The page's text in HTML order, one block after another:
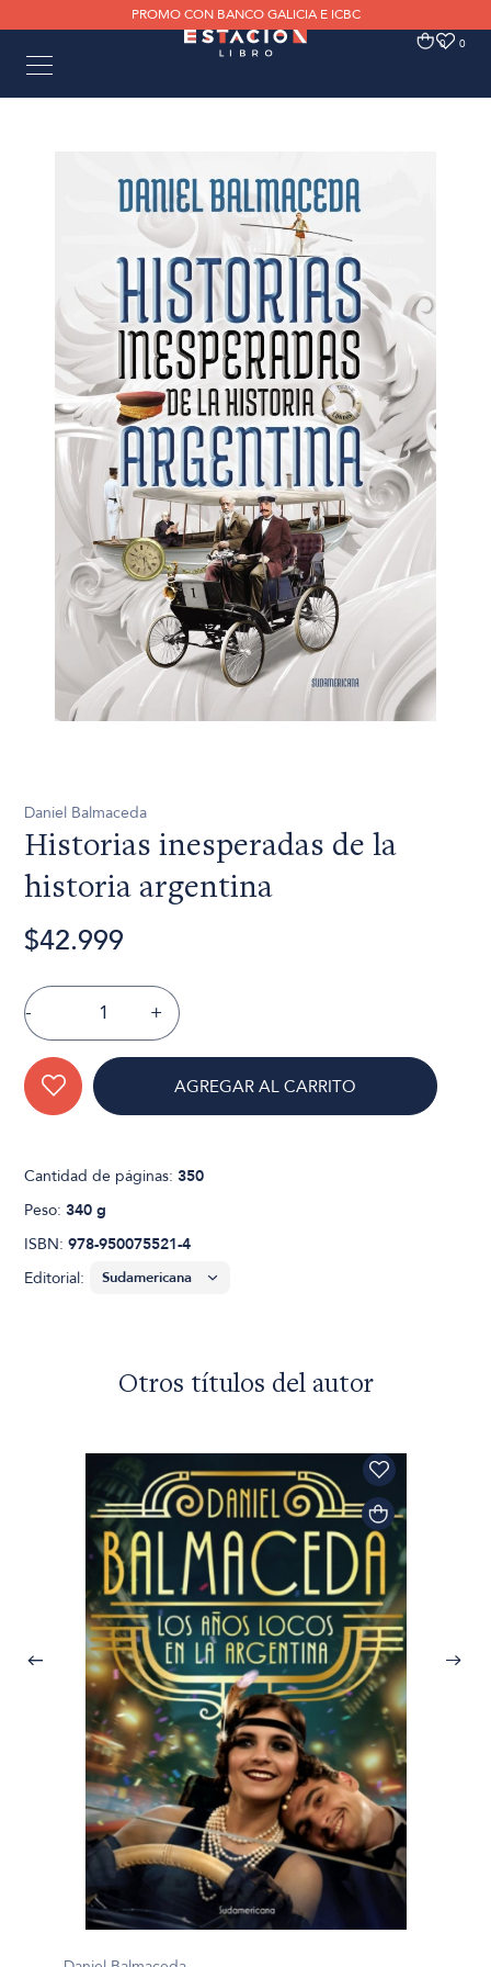
PROMO CON BANCO GALICIA E ICBC
0 0
Daniel Balmaceda
Historias inesperadas de la
historia argentina
$42.999
- +
AGREGAR AL CARRITO
Cantidad de páginas:350
Peso:340 g
ISBN:978-950075521-4
Editorial:
Otros títulos del autor